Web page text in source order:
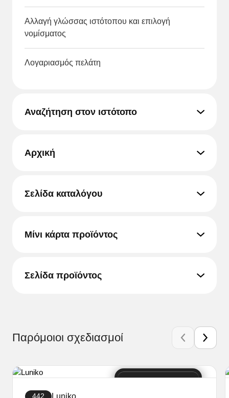
Αλλαγή γλώσσας ιστότοπου και επιλογή
νομίσματος
Λογαριασμός πελάτη
Αναζήτηση στον ιστότοπο
Αρχική
Σελίδα καταλόγου
Μίνι κάρτα προϊόντος
Σελίδα προϊόντος
Παρόμοιοι σχεδιασμοί
442 Luniko